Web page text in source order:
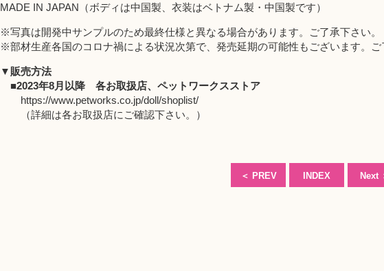
MADE IN JAPAN（ボディは中国製、衣装はベトナム製・中国製です）
※写真は開発中サンプルのため最終仕様と異なる場合があります。ご了承下さい。
※部材生産各国のコロナ禍による状況次第で、発売延期の可能性もございます。ご
▼販売方法
■2023年8月以降 各お取扱店、 ペットワークスストア
https://www.petworks.co.jp/doll/shoplist/
（詳細は各お取扱店にご確認下さい。）
＜ PREV INDEX Next